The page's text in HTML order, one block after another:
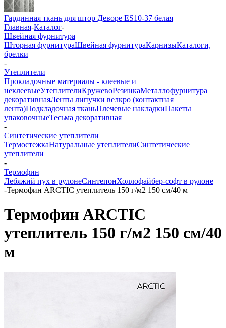
Гардинная ткань для штор Деворе ES10-37 белая
Главная-Каталог-
Швейная фурнитура
Шторная фурнитураШвейная фурнитураКарнизыКаталоги,
брелки
-
Утеплители
Прокладочные материалы - клеевые и
неклеевыеУтеплителиКружевоРезинкаМеталлофурнитура
декоративнаяЛенты липучки велкро (контактная
лента)Подкладочная тканьПлечевые накладкиПакеты
упаковочныеТесьма декоративная
-
Синтетические утеплители
ТермостежкаНатуральные утеплителиСинтетические
утеплители
-
Термофин
Лебяжий пух в рулонеСинтепонХоллофайбер-софт в рулоне
-Термофин ARCTIC утеплитель 150 г/м2 150 см/40 м
Термофин ARCTIC
утеплитель 150 г/м2 150 см/40
м